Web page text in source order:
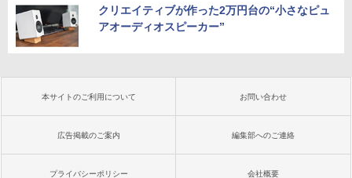
クリエイティブが作った2万円台の“小さなピュ
アオーディオスピーカー”
本サイトのご利用について お問い合わせ
広告掲載のご案内 編集部へのご連絡
プライバシーポリシー 会社概要